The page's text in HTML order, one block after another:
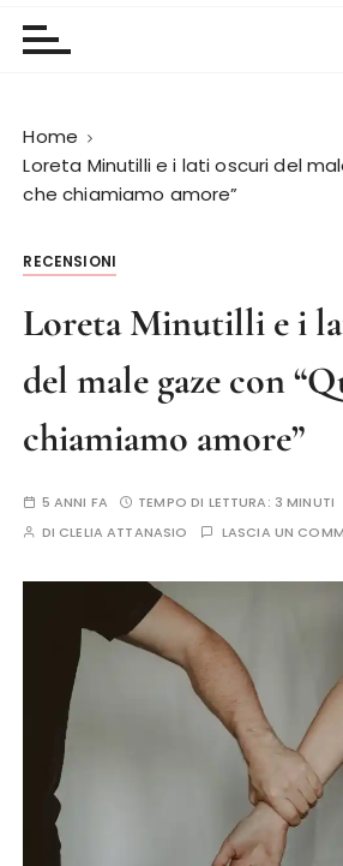
Home
Loreta Minutilli e i lati oscuri del
che chiamiamo amore”
RECENSIONI
Loreta Minutilli e i
del male gaze con
chiamiamo amore”
5 ANNI FA TEMPO DI LETTURA: 3 MINUTI
DI CLELIA ATTANASIO LASCIA UN